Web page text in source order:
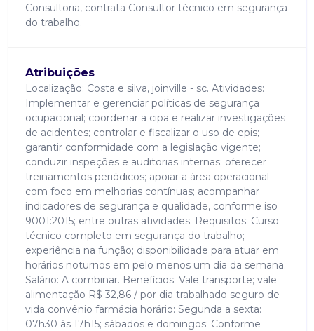
Consultoria, contrata Consultor técnico em segurança
do trabalho.
Atribuições
Localização: Costa e silva, joinville - sc. Atividades:
Implementar e gerenciar políticas de segurança
ocupacional; coordenar a cipa e realizar investigações
de acidentes; controlar e fiscalizar o uso de epis;
garantir conformidade com a legislação vigente;
conduzir inspeções e auditorias internas; oferecer
treinamentos periódicos; apoiar a área operacional
com foco em melhorias contínuas; acompanhar
indicadores de segurança e qualidade, conforme iso
9001:2015; entre outras atividades. Requisitos: Curso
técnico completo em segurança do trabalho;
experiência na função; disponibilidade para atuar em
horários noturnos em pelo menos um dia da semana.
Salário: A combinar. Benefícios: Vale transporte; vale
alimentação R$ 32,86 / por dia trabalhado seguro de
vida convênio farmácia horário: Segunda a sexta:
07h30 às 17h15; sábados e domingos: Conforme